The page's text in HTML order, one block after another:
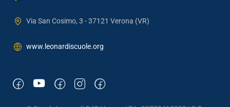
Via San Cosimo, 3 - 37121 Verona (VR)
www.leonardiscuole.org